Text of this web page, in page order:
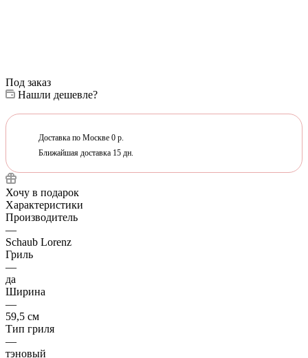
Под заказ
Нашли дешевле?
Доставка по Москве 0 р.
Ближайшая доставка 15 дн.
Хочу в подарок
Характеристики
Производитель
—
Schaub Lorenz
Гриль
—
да
Ширина
—
59,5 см
Тип гриля
—
тэновый